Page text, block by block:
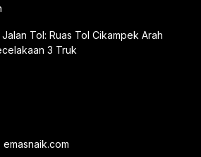
Tol: Ruas Tol Cikampek Arah
3 Truk
emasnaik.com